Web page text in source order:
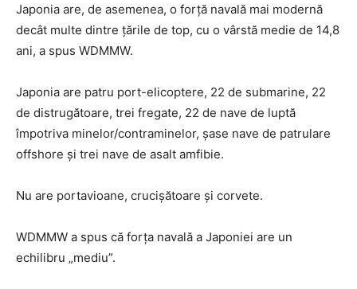
Japonia are, de asemenea, o forță navală mai modernă
decât multe dintre țările de top, cu o vârstă medie de 14,8
ani, a spus WDMMW.
Japonia are patru port-elicoptere, 22 de submarine, 22
de distrugătoare, trei fregate, 22 de nave de luptă
împotriva minelor/contraminelor, șase nave de patrulare
offshore și trei nave de asalt amfibie.
Nu are portavioane, crucișătoare și corvete.
WDMMW a spus că forța navală a Japoniei are un
echilibru „mediu”.